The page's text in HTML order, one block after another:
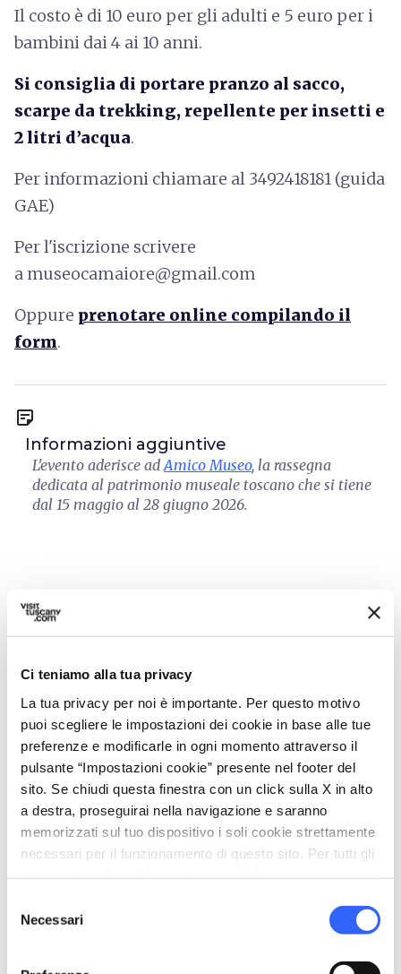
Ci teniamo alla tua privacy
La tua privacy per noi è importante. Per questo motivo
puoi scegliere le impostazioni dei cookie in base alle tue
preferenze e modificarle in ogni momento attraverso il
pulsante “Impostazioni cookie” presente nel footer del
sito. Se chiudi questa finestra con un click sulla X in alto
a destra, proseguirai nella navigazione e saranno
memorizzati sul tuo dispositivo i soli cookie strettamente
necessari per il funzionamento di questo sito. Per tutti gli
delNecessari
Il costo è di 10 euro per gli adulti e 5 euro per i
bambini dai 4 ai 10 anni.
Si consiglia di portare pranzo al sacco,
scarpe da trekking, repellente per insetti e
2 litri d’acqua.
Per informazioni chiamare al 3492418181 (guida
GAE)
Per l'iscrizione scrivere
a museocamaiore@gmail.com
Oppure prenotare online compilando il
form.
sticky_note_2
Informazioni aggiuntive
L'evento aderisce adAmico Museo, la rassegna
dedicata al patrimonio museale toscano che si tiene
dal 15 maggio al 28 giugno 2026.
directions Indicazioni
Informazioni